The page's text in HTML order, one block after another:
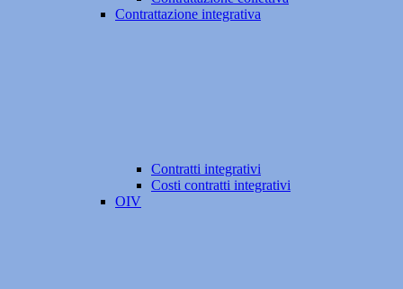
Contrattazione integrativa
Contratti integrativi
Costi contratti integrativi
OIV